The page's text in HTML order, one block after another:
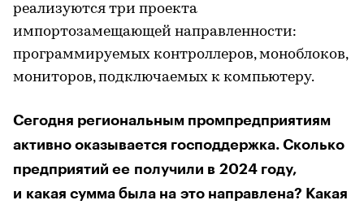
реализуются три проекта
импортозамещающей направленности:
программируемых контроллеров, моноблоков,
мониторов, подключаемых к компьютеру.
Сегодня региональным промпредприятиям
активно оказывается господдержка. Сколько
предприятий ее получили в 2024 году,
и какая сумма была на это направлена? Какая